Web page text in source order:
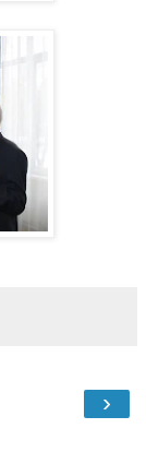
›